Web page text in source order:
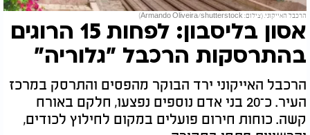
הרכבל האייקוני. (צילום: Armando Oliveira/shutterstock)
אסון בליסבון: לפחות 15 הרוגים
בהתרסקות הרכבל "גלוריה"
הרכבל האייקוני ירד הבוקר מהפסים והתרסק במרכז
העיר. כ־20 בני אדם נוספים נפצעו, חלקם באורח
קשה. כוחות חירום פועלים במקום לחילוץ לכודים,